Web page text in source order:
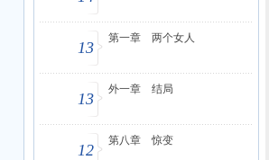
13
第一章 两个女人
13
外一章 结局
12
第八章 惊变